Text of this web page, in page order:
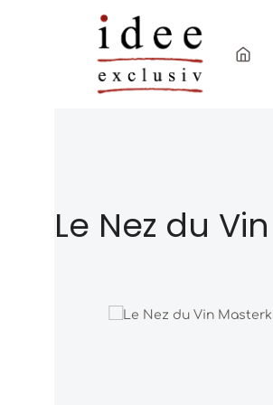
Zum Hauptinhalt springen
Zur Hauptnavigation springen
Le Nez du
Bildergalerie überspringen